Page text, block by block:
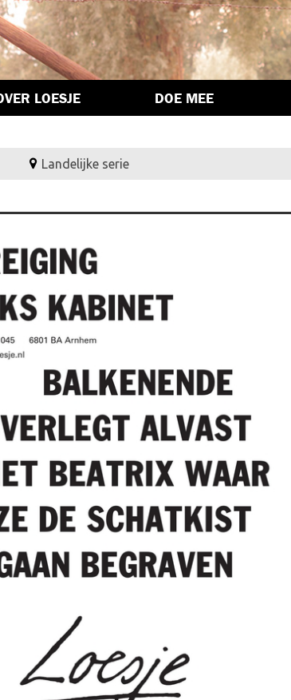
LOESJE DOE MEE
Landelijke serie